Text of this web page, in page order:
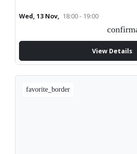
Wed, 13 Nov, 18:00 - 19:00
View Details
favorite_border